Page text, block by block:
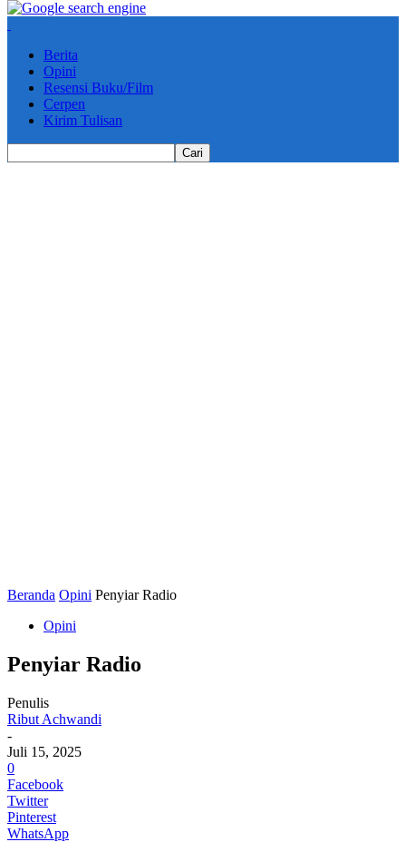
Berita
Opini
Resensi Buku/Film
Cerpen
Kirim Tulisan
Beranda Opini Penyiar Radio
Opini
Penyiar Radio
Penulis
Ribut Achwandi
-
Juli 15, 2025
0
Facebook
Twitter
Pinterest
WhatsApp